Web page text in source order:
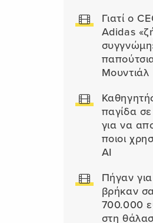
Γιατί ο
Adidas
Μουντιάλ
παγίδα
για να
ποιοι
AI
Πήγαν
βρήκαν
700.000
στη